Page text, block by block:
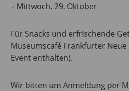
– Mittwoch, 29. Oktober
Für Snacks und erfrischende
Museumscafé Frankfurter
Event enthalten).
Wir bitten um Anmeldung per